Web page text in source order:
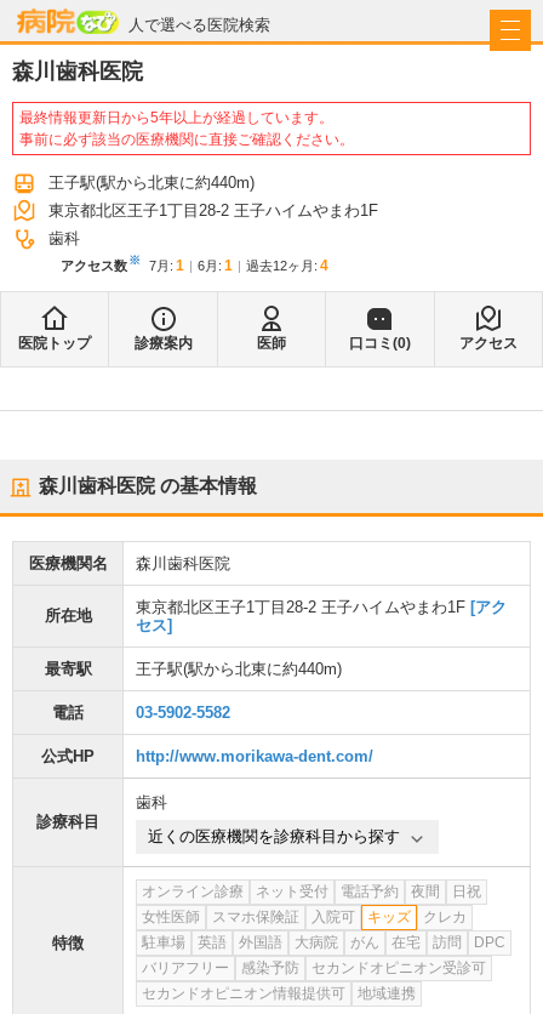
人で選べる医院検索
病院なび
森川歯科医院
最終情報更新日から5年以上が経過しています。
事前に必ず該当の医療機関に直接ご確認ください。
王子駅(駅から北東に約440m)
東京都北区王子1丁目28-2 王子ハイムやまわ1F
歯科
アクセス数※ 7月 : 1 6月 : 1 過去12ヶ月: 4
医院トップ 診療案内 医師 口コミ(0) アクセス
森川歯科医院の基本情報
医療機関名 森川歯科医院
所在地 東京都北区王子1丁目28-2 王子ハイムやまわ1F [アク
セス]
最寄駅 王子駅(駅から北東に約440m)
電話 03-5902-5582
公式HP http://www.morikawa-dent.com/
診療科目
歯科
近くの医療機関を診療科目から探す
特徴
オンライン診療 ネット受付 電話予約 夜間
日祝
女性医師
スマホ保険証 入院可 キッズ
クレカ
駐車場
英語 外国語 大病院 がん 在宅 訪問
DPC
バリアフリー
感染予防
セカンドオピニオン受診可
セカンドオピニオン情報提供可
地域連携